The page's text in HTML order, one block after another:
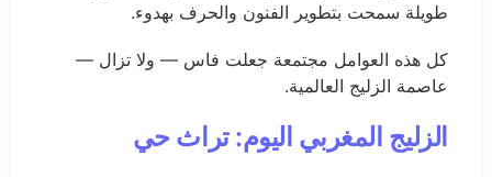
طويلة سمحت بتطوير الفنون والحرف بهدوء.
كل هذه العوامل مجتمعة جعلت فاس — ولا تزال —
عاصمة الزليج العالمية.
الزليج المغربي اليوم: تراث حي